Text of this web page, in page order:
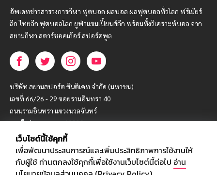
อัพเดทข่าวสารวงการกีฬา ฟุตบอล ผลบอล ผลฟุตบอลทั่วโลก ฟรีเมียร์
ลีก ไทยลีก ฟุตบอลโลก ยูฟ่าแซมเปี้ยนส์ลีก พร้อมทั้งวิเคราะห์บอล จาก
สยามกีฬา สตาร์ชอคเก้อร์ สปอร์ตพูล
บริษัท สยามสปอร์ต ซินติเคท จำกัด (มหาชน)
เลขที่ 66/26 - 29 ซอยรามอินทรา 40
ถนนรามอินทรา แขวงนวลจันทร์
เขตบึงกุ่ม กรุงเทพฯ 10230
โทร : 02-5088-000
อีเมล์ : webmaster@siamsport.co.th
เว็บไซต์ : www.siamsport.co.th
เว็บไซต์นี้ใช้คุกกี้
เพื่อพัฒนาประสบการณ์และเพิ่มประสิทธิภาพการใช้งานให้
กับผู้ใช้ ท่านตกลงใช้คุกกี้เพื่อใช้งานเว็บไซต์นี้ต่อไป อ่าน